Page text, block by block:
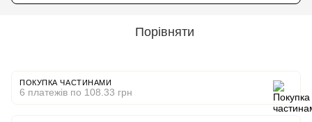
Порівняти
ПОКУПКА ЧАСТИНАМИ
6 платежів по 108.33 грн